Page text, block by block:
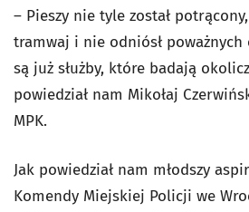
– Pieszy nie tyle został
tramwaj i nie odniósł poważnych
są już służby, które badają
powiedział nam Mikołaj
MPK.
Jak powiedział nam młodszy
Komendy Miejskiej Policji we